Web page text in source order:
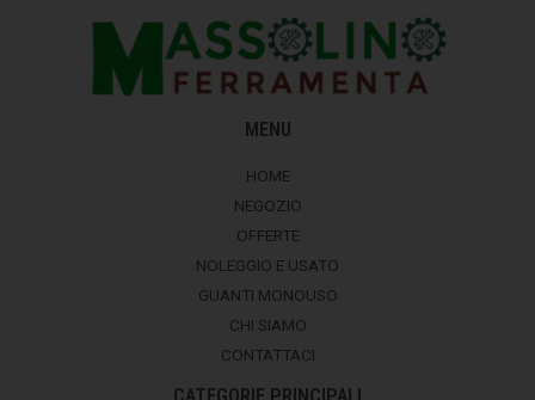
MENU
HOME
NEGOZIO
OFFERTE
NOLEGGIO E USATO
GUANTI MONOUSO
CHI SIAMO
CONTATTACI